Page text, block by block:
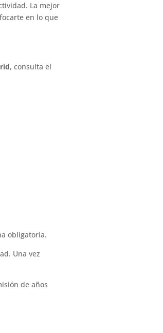
La mejor
en lo que
, consulta el
obligatoria.
Una vez
de años